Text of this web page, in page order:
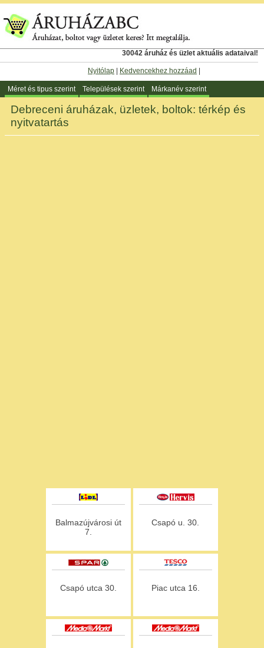
30042 áruház és üzlet aktuális adataival!
Nyitólap Kedvencekhez hozzáad
Méret és tipus szerint Települések szerint Márkanév szerint
Debreceni áruházak, üzletek, boltok: térkép és
nyitvatartás
Balmazújvárosi út
7.
Csapó u. 30.
Csapó utca 30. Piac utca 16.